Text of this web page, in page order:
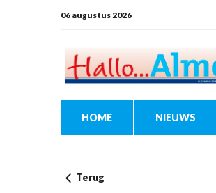
06 augustus 2026
HOME NIEUWS
Terug